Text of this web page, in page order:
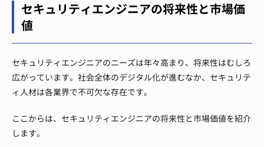
セキュリティエンジニアの将来性と市場価
値
セキュリティエンジニアのニーズは年々高まり、将来性はむしろ
広がっています。社会全体のデジタル化が進むなか、セキュリテ
ィ人材は各業界で不可欠な存在です。
ここからは、セキュリティエンジニアの将来性と市場価値を紹介
します。